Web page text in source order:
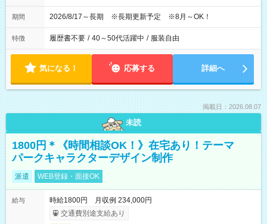
期間 2026/8/17～長期 ※長期更新予定 ※8月～OK！
特徴 履歴書不要 / 40～50代活躍中 / 服装自由
気になる！ 応募する 詳細へ
掲載日：2026.08.07
未読
1800円＊《時間相談OK！》在宅あり！テーマ
パークキャラクターデザイン制作
派遣 WEB登録・面接OK
給与
時給1800円 月収例 234,000円
交通費別途支給あり